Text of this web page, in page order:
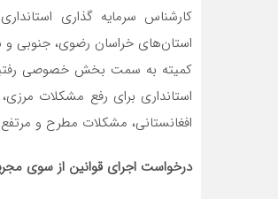
کمیته به سمت بخش خصوصی رفتیم
استانداری برای رفع مشکلات
افغانستانی، مشکلات مطرح و
درخواست اجرای قوانین از سوی